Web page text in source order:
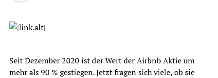
Seit Dezember 2020 ist der Wert der Airbnb Aktie um
mehr als 90 % gestiegen. Jetzt fragen sich viele, ob sie